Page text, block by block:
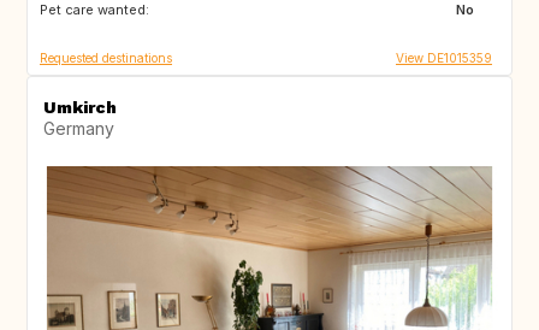
Pet care wanted:
No
BE
Requested destinations View DE1015359
Umkirch
Germany